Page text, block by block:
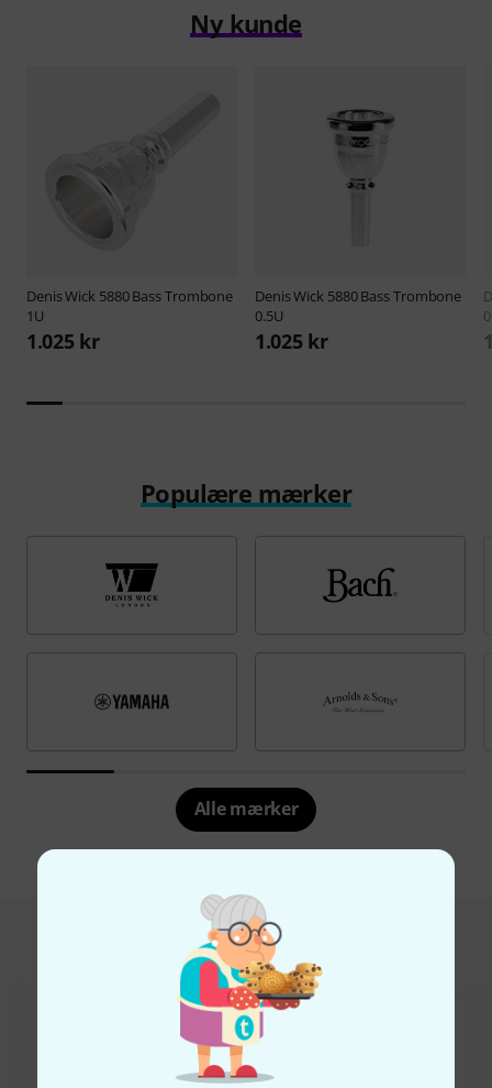
Ny kunde
Denis Wick 5880 Bass Trombone
1U
1.025 kr
Denis Wick 5880 Bass Trombone
0.5U
1.025 kr
Populære mærker
Alle mærker
Hot Deals